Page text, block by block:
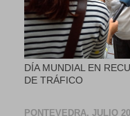
DÍA MUNDIAL EN
DE TRÁFICO
PONTEVEDRA, JULIO